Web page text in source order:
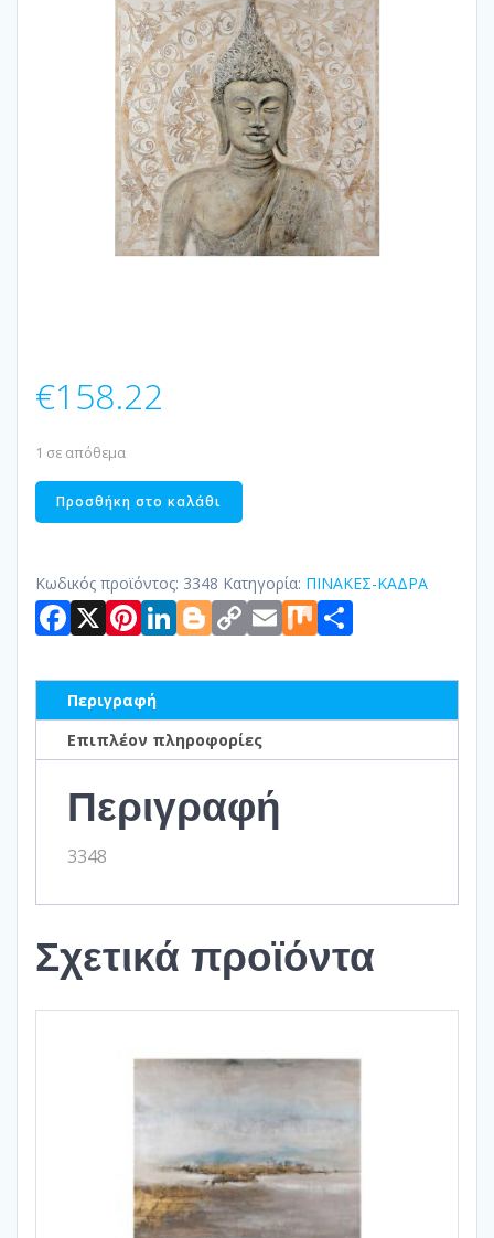
€158.22
1 σε απόθεμα
ΠΙΝΑΚΑΣ
ΣΕ
ποσότητα
Προσθήκη στο καλάθι
Κωδικός προϊόντος: 3348 Κατηγορία: ΠΙΝΑΚΕΣ-ΚΑΔΡΑ
Facebook
X Pinterest
LinkedIn
Blogger
Copy
Link
Email
Mix
Περιγραφή
Επιπλέον πληροφορίες
Περιγραφή
3348
Σχετικά προϊόντα